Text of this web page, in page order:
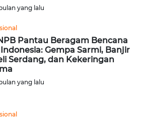
yang lalu
Pantau Beragam Bencana
Gempa Sarmi, Banjir
Serdang, dan Kekeringan
yang lalu